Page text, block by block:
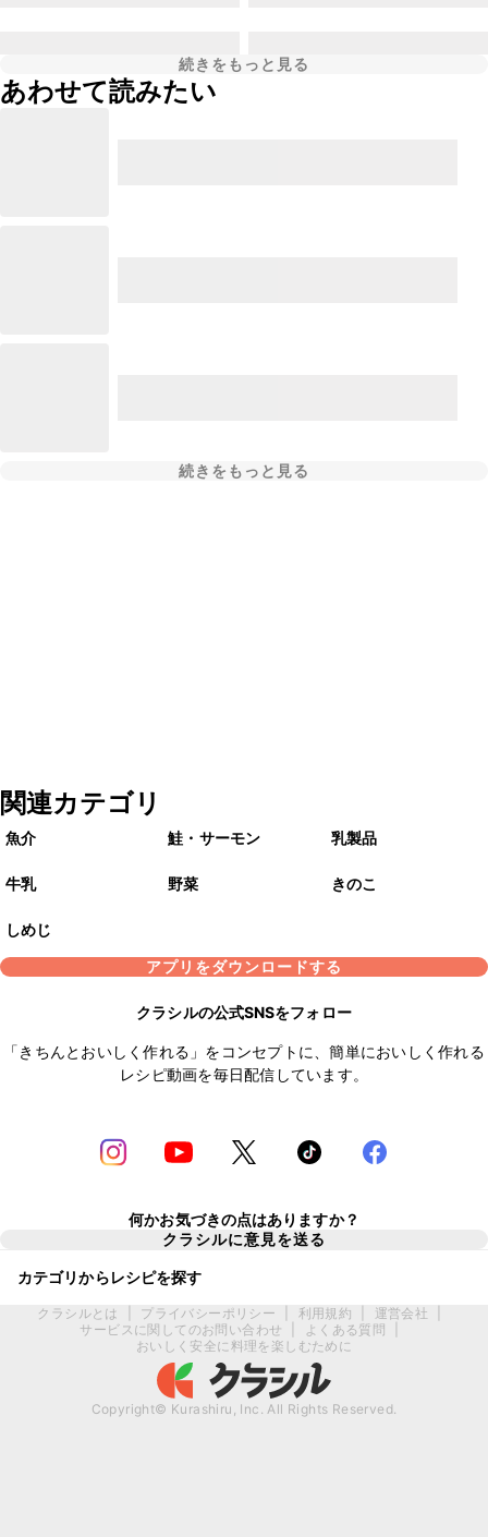
続きをもっと見る
あわせて読みたい
続きをもっと見る
関連カテゴリ
魚介 鮭・サーモン 乳製品
牛乳 野菜 きのこ
しめじ
アプリをダウンロードする
クラシルの公式SNSをフォロー
「きちんとおいしく作れる」をコンセプトに、簡単においしく作れる
レシピ動画を毎日配信しています。
何かお気づきの点はありますか？
クラシルに意見を送る
カテゴリからレシピを探す
クラシルとは プライバシーポリシー 利用規約 運営会社
サービスに関してのお問い合わせ
よくある質問
おいしく安全に料理を楽しむために
Copyright© Kurashiru, Inc. All Rights Reserved.